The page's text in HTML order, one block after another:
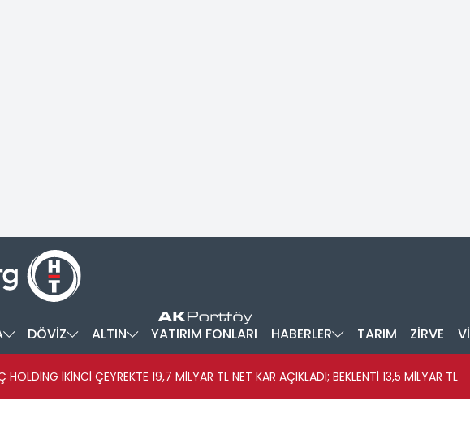
DÖVİZ ALTIN YATIRIM FONLARI HABERLER TARIM ZİRVE
HOLDİNG İKİNCİ ÇEYREKTE 19,7 MİLYAR TL NET KAR AÇIKLADI; BEKLENTİ 13,5 MİLYAR TL